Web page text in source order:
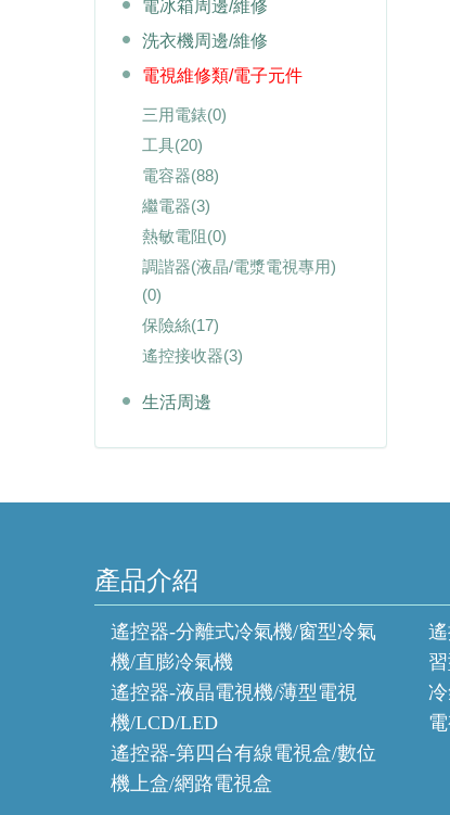
電冰箱周邊/維修
洗衣機周邊/維修
電視維修類/電子元件
三用電錶(0)
工具(20)
電容器(88)
繼電器(3)
熱敏電阻(0)
調諧器(液晶/電漿電視專用)
(0)
保險絲(17)
遙控接收器(3)
生活周邊
產品介紹
遙控器-分離式冷氣機/窗型冷氣
機/直膨冷氣機
遙控器-液晶電視機/薄型電視
機/LCD/LED
遙控器-第四台有線電視盒/數位
機上盒/網路電視盒